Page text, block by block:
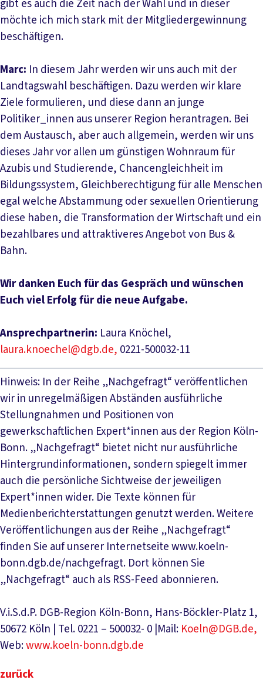
gibt es auch die Zeit nach der Wahl und in dieser
möchte ich mich stark mit der Mitgliedergewinnung
beschäftigen.
Marc: In diesem Jahr werden wir uns auch mit der
Landtagswahl beschäftigen. Dazu werden wir klare
Ziele formulieren, und diese dann an junge
Politiker_innen aus unserer Region herantragen. Bei
dem Austausch, aber auch allgemein, werden wir uns
dieses Jahr vor allen um günstigen Wohnraum für
Azubis und Studierende, Chancengleichheit im
Bildungssystem, Gleichberechtigung für alle Menschen
egal welche Abstammung oder sexuellen Orientierung
diese haben, die Transformation der Wirtschaft und ein
bezahlbares und attraktiveres Angebot von Bus &
Bahn.
Wir danken Euch für das Gespräch und wünschen
Euch viel Erfolg für die neue Aufgabe.
Ansprechpartnerin: Laura Knöchel,
laura.knoechel@dgb.de, 0221-500032-11
Hinweis: In der Reihe „Nachgefragt“ veröffentlichen
wir in unregelmäßigen Abständen ausführliche
Stellungnahmen und Positionen von
gewerkschaftlichen Expert*innen aus der Region Köln-
Bonn. „Nachgefragt“ bietet nicht nur ausführliche
Hintergrundinformationen, sondern spiegelt immer
auch die persönliche Sichtweise der jeweiligen
Expert*innen wider. Die Texte können für
Medienberichterstattungen genutzt werden. Weitere
Veröffentlichungen aus der Reihe „Nachgefragt“
finden Sie auf unserer Internetseite www.koeln-
bonn.dgb.de/nachgefragt. Dort können Sie
„Nachgefragt“ auch als RSS-Feed abonnieren.
V.i.S.d.P. DGB-Region Köln-Bonn, Hans-Böckler-Platz 1,
50672 Köln | Tel. 0221 – 500032- 0 |Mail: Koeln@DGB.de,
Web:www.koeln-bonn.dgb.de
zurück